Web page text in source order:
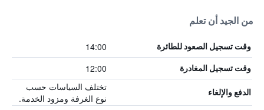
من الجيد أن تعلم
وقت تسجيل الصعود للطائرة 14:00
وقت تسجيل المغادرة 12:00
الدفع والإلغاء
تختلف السياسات حسب
نوع الغرفة ومزود الخدمة.